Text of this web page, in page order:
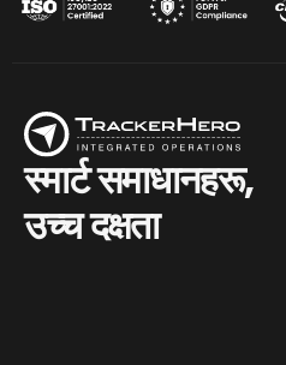
स्मार्ट समाधानहरू,
उच्च दक्षता